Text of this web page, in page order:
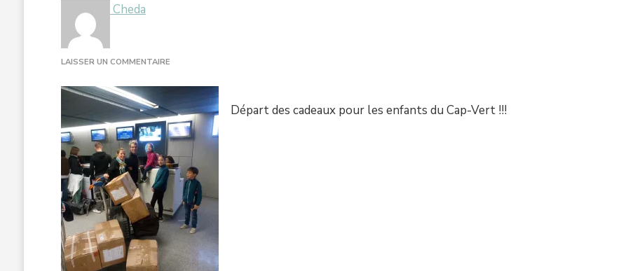
Cheda
LAISSER UN COMMENTAIRESUR
Départ des cadeaux pour les enfants du Cap-Vert !!!